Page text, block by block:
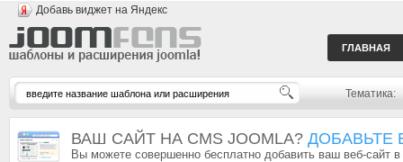
Добавь виджет на Яндекс
ГЛАВНАЯ
Тематика:
ВАШ САЙТ НА CMS JOOMLA? ДОБАВЬТЕ
Вы можете совершенно бесплатно добавить ваш веб-сайт